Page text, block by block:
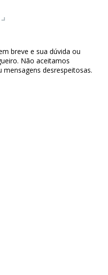
breve e sua dúvida ou
Não aceitamos
desrespeitosas.